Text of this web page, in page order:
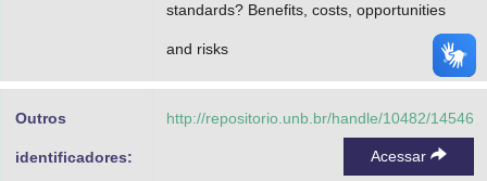
standards? Benefits, costs, opportunities
and risks
Outros
identificadores:
http://repositorio.unb.br/handle/10482/14546
Acessar